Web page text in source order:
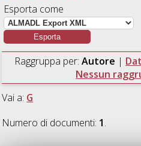
Esporta come
Raggruppa per: Autore |
Nessun
Vai a: G
Numero di documenti: 1.